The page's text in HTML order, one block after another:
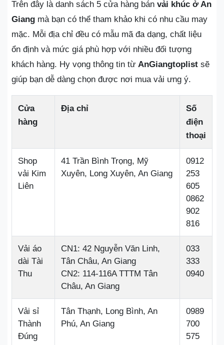
Trên đây là danh sách 5 cửa hàng bán vải khúc ở An
Giang mà bạn có thể tham khảo khi có nhu cầu may
mặc. Mỗi địa chỉ đều có mẫu mã đa dạng, chất liệu
ổn định và mức giá phù hợp với nhiều đối tượng
khách hàng. Hy vọng thông tin từ AnGiangtoplist sẽ
giúp bạn dễ dàng chọn được nơi mua vải ưng ý.
Cửa
hàng
Địa chỉ
Số
điện
thoại
Shop
vải Kim
Liên
41 Trần Bình Trọng, Mỹ
Xuyên, Long Xuyên, An Giang
0912
253
605
0862
902
816
Vải áo
dài Tài
Thu
CN1: 42 Nguyễn Văn Linh,
Tân Châu, An Giang
CN2: 114-116A TTTM Tân
Châu, An Giang
033
333
0940
Vải sỉ
Thành
Đúng
Tân Thạnh, Long Bình, An
Phú, An Giang
0989
700
575